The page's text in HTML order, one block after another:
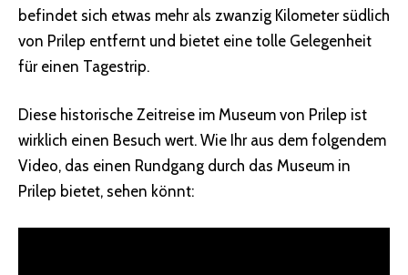
befindet sich etwas mehr als zwanzig Kilometer südlich
von Prilep entfernt und bietet eine tolle Gelegenheit
für einen Tagestrip.
Diese historische Zeitreise im Museum von Prilep ist
wirklich einen Besuch wert. Wie Ihr aus dem folgendem
Video, das einen Rundgang durch das Museum in
Prilep bietet, sehen könnt: